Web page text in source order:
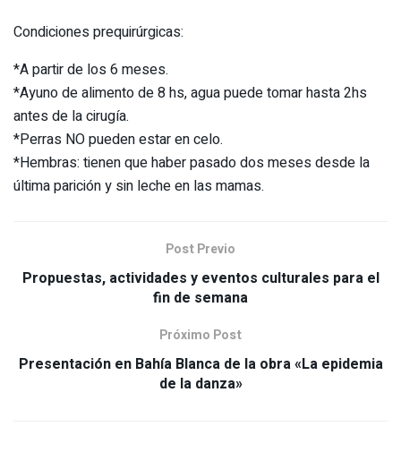
Condiciones prequirúrgicas:
*A partir de los 6 meses.
*Ayuno de alimento de 8 hs, agua puede tomar hasta 2hs
antes de la cirugía.
*Perras NO pueden estar en celo.
*Hembras: tienen que haber pasado dos meses desde la
última parición y sin leche en las mamas.
Post Previo
Propuestas, actividades y eventos culturales para el
fin de semana
Próximo Post
Presentación en Bahía Blanca de la obra «La epidemia
de la danza»